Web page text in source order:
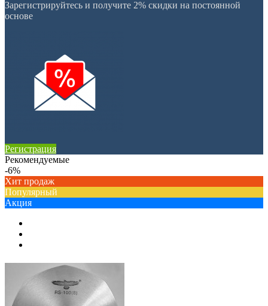
Зарегистрируйтесь и получите 2% скидки на постоянной
основе
Регистрация
Рекомендуемые
-6%
Хит продаж
Популярный
Акция